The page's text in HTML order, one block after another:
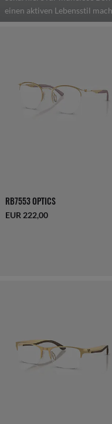
einen aktiven Lebensstil
RB7553 OPTICS
EUR 222,00